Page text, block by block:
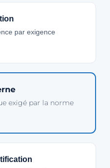
par exigence
exigé par la norme